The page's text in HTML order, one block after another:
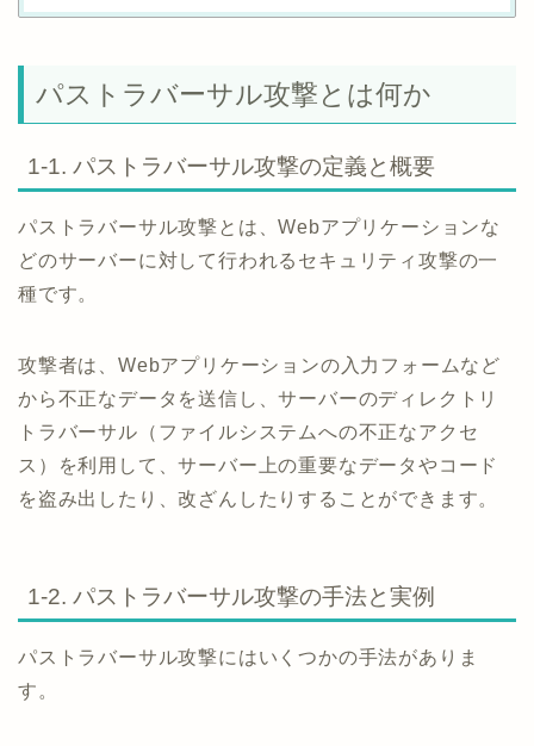
パストラバーサル攻撃とは何か
1-1. パストラバーサル攻撃の定義と概要
パストラバーサル攻撃とは、Webアプリケーションな
どのサーバーに対して行われるセキュリティ攻撃の一
種です。
攻撃者は、Webアプリケーションの入力フォームなど
から不正なデータを送信し、サーバーのディレクトリ
トラバーサル（ファイルシステムへの不正なアクセ
ス）を利用して、サーバー上の重要なデータやコード
を盗み出したり、改ざんしたりすることができます。
1-2. パストラバーサル攻撃の手法と実例
パストラバーサル攻撃にはいくつかの手法がありま
す。